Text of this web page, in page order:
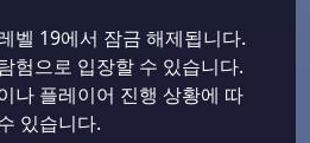
벨 19에서 잠금 해제됩니다.
험으로 입장할 수 있습니다.
나 플레이어 진행 상황에 따
있습니다.